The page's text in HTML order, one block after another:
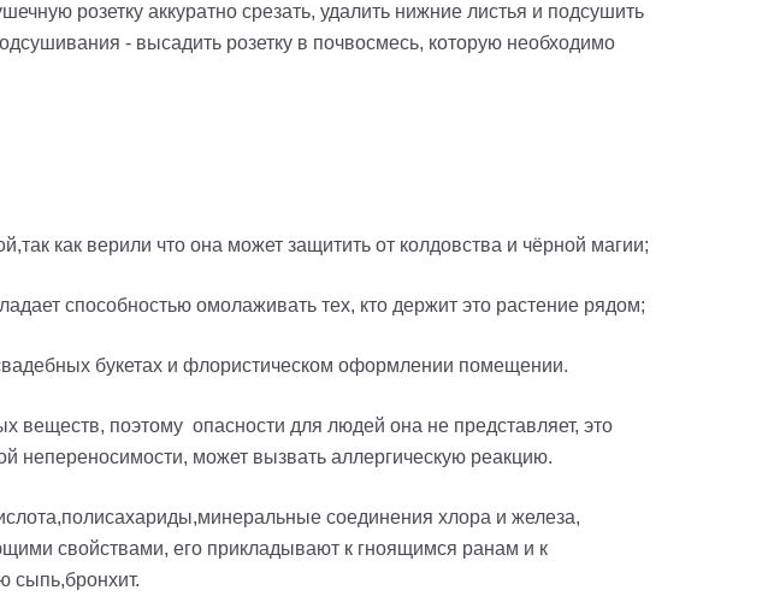
розетку аккуратно срезать, удалить нижние листья и подсушить
- высадить розетку в почвосмесь, которую необходимо
как верили что она может защитить от колдовства и чёрной магии;
способностью омолаживать тех, кто держит это растение рядом;
букетах и флористическом оформлении помещении.
веществ, поэтому опасности для людей она не представляет, это
непереносимости, может вызвать аллергическую реакцию.
соединения хлора и железа,
свойствами, его прикладывают к гноящимся ранам и к
сыпь,бронхит.